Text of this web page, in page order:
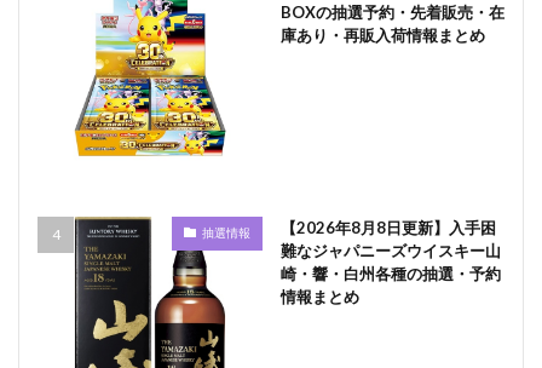
BOXの抽選予約・先着販売・在
庫あり・再販入荷情報まとめ
抽選情報
【2026年8月8日更新】入手困
難なジャパニーズウイスキー山
崎・響・白州各種の抽選・予約
情報まとめ